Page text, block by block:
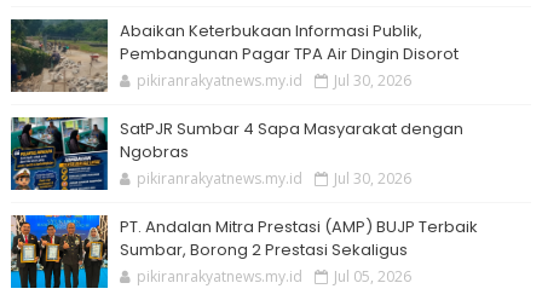
Abaikan Keterbukaan Informasi Publik,
Pembangunan Pagar TPA Air Dingin Disorot
pikiranrakyatnews.my.id Jul 30, 2026
SatPJR Sumbar 4 Sapa Masyarakat dengan
Ngobras
pikiranrakyatnews.my.id Jul 30, 2026
PT. Andalan Mitra Prestasi (AMP) BUJP Terbaik
Sumbar, Borong 2 Prestasi Sekaligus
pikiranrakyatnews.my.id Jul 05, 2026